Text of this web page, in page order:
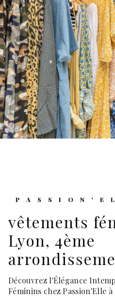
vêtements
Lyon, 4ème
Découvrez l'Élégance
Féminins chez Passion'Elle à